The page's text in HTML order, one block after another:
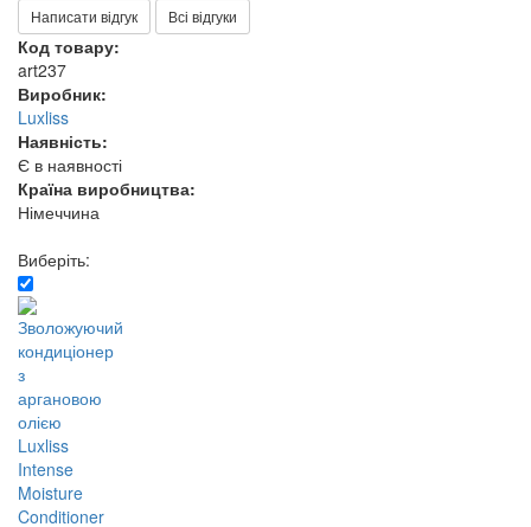
Написати відгук
Всі відгуки
Код товару:
art237
Виробник:
Luxliss
Наявність:
Є в наявності
Країна виробництва:
Німеччина
Виберіть: